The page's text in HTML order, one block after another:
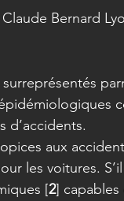
Bernard
d’accidents.
aux
les voitures.
[2]